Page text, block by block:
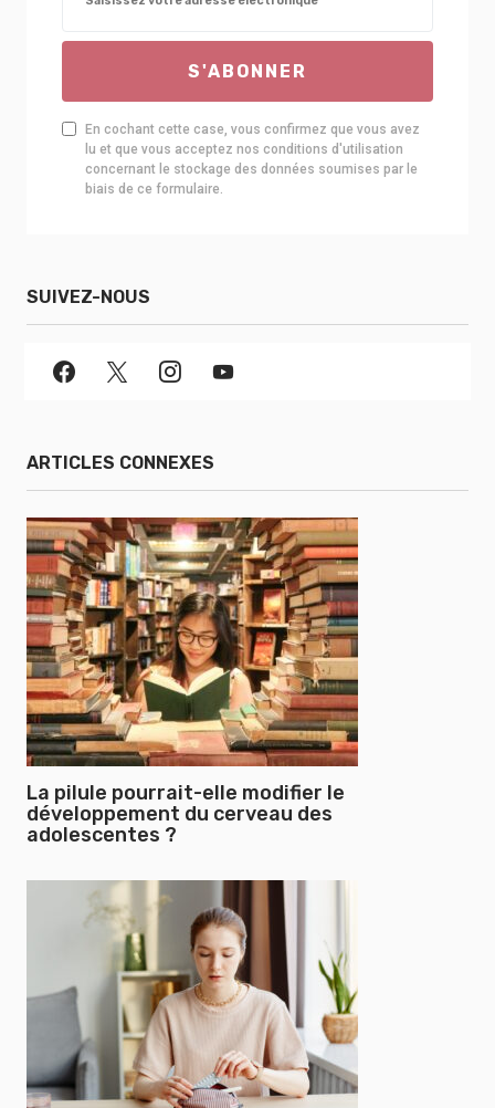
S'ABONNER
En cochant cette case, vous confirmez que vous avez
lu et que vous acceptez nos conditions d'utilisation
concernant le stockage des données soumises par le
biais de ce formulaire.
SUIVEZ-NOUS
ARTICLES CONNEXES
La pilule pourrait-elle modifier le
développement du cerveau des
adolescentes ?